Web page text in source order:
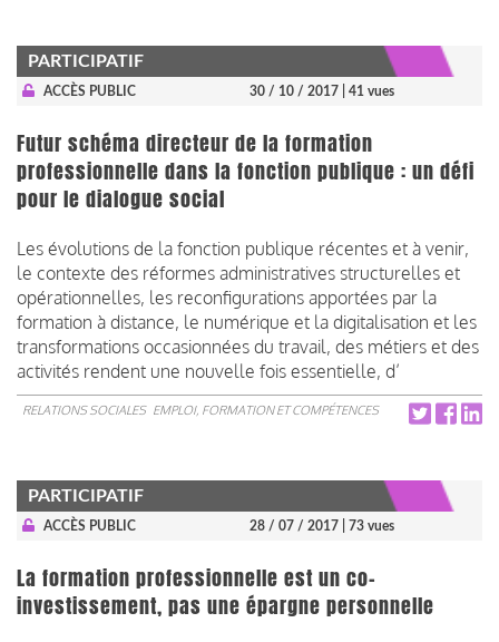
PARTICIPATIF
ACCÈS PUBLIC 30 / 10 / 2017 | 41 vues
Futur schéma directeur de la formation
professionnelle dans la fonction publique : un défi
pour le dialogue social
Les évolutions de la fonction publique récentes et à venir,
le contexte des réformes administratives structurelles et
opérationnelles, les reconfigurations apportées par la
formation à distance, le numérique et la digitalisation et les
transformations occasionnées du travail, des métiers et des
activités rendent une nouvelle fois essentielle, d’
RELATIONS SOCIALES EMPLOI, FORMATION ET COMPÉTENCES
PARTICIPATIF
ACCÈS PUBLIC 28 / 07 / 2017 | 73 vues
La formation professionnelle est un co-
investissement, pas une épargne personnelle